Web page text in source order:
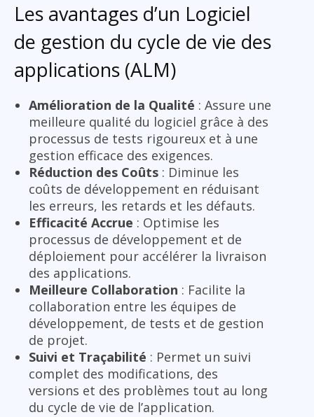
Les avantages d’un Logiciel
de gestion du cycle de vie des
applications (ALM)
Amélioration de la Qualité : Assure une
meilleure qualité du logiciel grâce à des
processus de tests rigoureux et à une
gestion efficace des exigences.
Réduction des Coûts : Diminue les
coûts de développement en réduisant
les erreurs, les retards et les défauts.
Efficacité Accrue : Optimise les
processus de développement et de
déploiement pour accélérer la livraison
des applications.
Meilleure Collaboration : Facilite la
collaboration entre les équipes de
développement, de tests et de gestion
de projet.
Suivi et Traçabilité : Permet un suivi
complet des modifications, des
versions et des problèmes tout au long
du cycle de vie de l’application.